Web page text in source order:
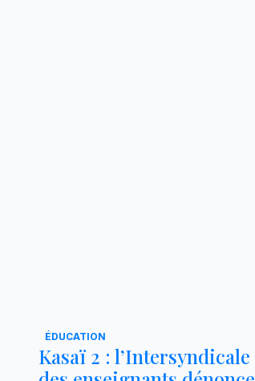
ÉDUCATION
Kasaï 2 : l’Intersyndicale